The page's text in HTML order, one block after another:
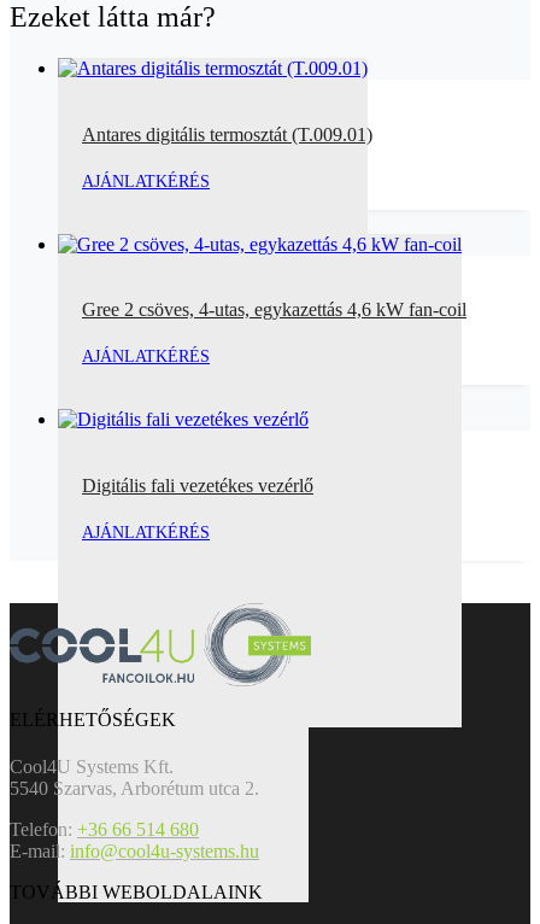
Ezeket látta már?
Antares digitális termosztát (T.009.01)
AJÁNLATKÉRÉS
Gree 2 csöves, 4-utas, egykazettás 4,6 kW fan-coil
AJÁNLATKÉRÉS
Digitális fali vezetékes vezérlő
AJÁNLATKÉRÉS
ELÉRHETŐSÉGEK
Cool4U Systems Kft.
5540 Szarvas, Arborétum utca 2.
Telefon: +36 66 514 680
E-mail: info@cool4u-systems.hu
TOVÁBBI WEBOLDALAINK